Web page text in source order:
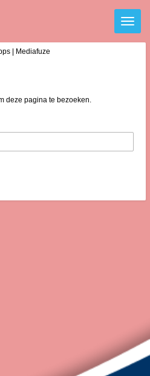
| Mediafuze
deze pagina te bezoeken.